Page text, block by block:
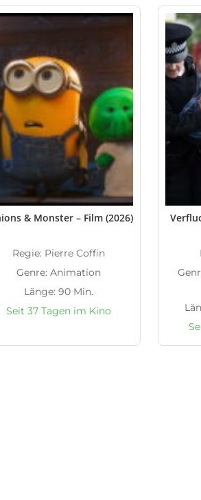
& Monster – Film (2026)
Regie: Pierre Coffin
Genre: Animation
Länge: 90 Min.
Seit 37 Tagen im Kino